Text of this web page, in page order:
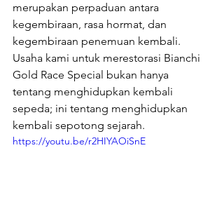
merupakan perpaduan antara
kegembiraan, rasa hormat, dan
kegembiraan penemuan kembali.
Usaha kami untuk merestorasi Bianchi
Gold Race Special bukan hanya
tentang menghidupkan kembali
sepeda; ini tentang menghidupkan
kembali sepotong sejarah.
https://youtu.be/r2HIYAOiSnE